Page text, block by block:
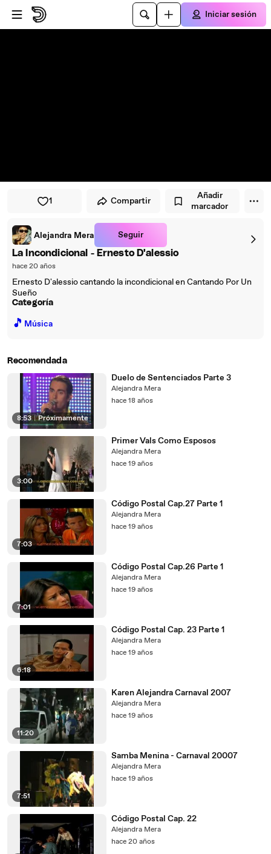
Saltar al reproductor
Saltar al contenido principal
Iniciar sesión
1 Compartir
Añadir
marcador
Alejandra Mera Seguir
La Incondicional - Ernesto D'alessio
hace 20 años
Ernesto D'alessio cantando la incondicional en Cantando Por Un
Sueño
Categoría
🎵 Música
Recomendada
8:53 | Próximamente
Duelo de Sentenciados Parte 3
Alejandra Mera
hace 18 años
3:00
Primer Vals Como Esposos
Alejandra Mera
hace 19 años
7:03
Código Postal Cap.27 Parte 1
Alejandra Mera
hace 19 años
7:01
Código Postal Cap.26 Parte 1
Alejandra Mera
hace 19 años
6:18
Código Postal Cap. 23 Parte 1
Alejandra Mera
hace 19 años
11:20
Karen Alejandra Carnaval 2007
Alejandra Mera
hace 19 años
7:51
Samba Menina - Carnaval 20007
Alejandra Mera
hace 19 años
Código Postal Cap. 22
Alejandra Mera
hace 20 años